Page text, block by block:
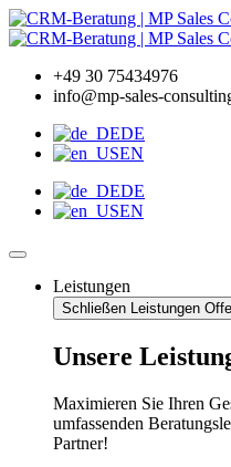
Zum
Inhalt
+49 30 75434976
info@mp-sales-
DE
EN
DE
EN
Leistungen
Schließen Leistungen
Unsere
Maximieren Sie Ihren
umfassenden
Partner!